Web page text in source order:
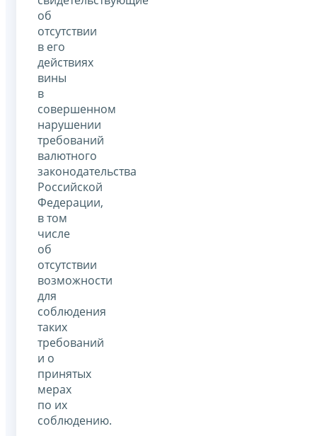
об
отсутствии
в его
действиях
вины
в
совершенном
нарушении
требований
валютного
законодательства
Российской
Федерации,
в том
числе
об
отсутствии
возможности
для
соблюдения
таких
требований
и о
принятых
мерах
по их
соблюдению.